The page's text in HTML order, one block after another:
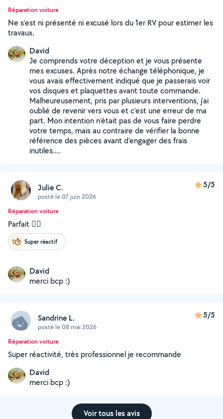
Réparation voiture
Ne s'est ni présenté ni excusé lors du 1er RV pour estimer les
travaux.
David
Je comprends votre déception et je vous présente
mes excuses. Après notre échange téléphonique, je
vous avais effectivement indiqué que je passerais voir
vos disques et plaquettes avant toute commande.
Malheureusement, pris par plusieurs interventions, j'ai
oublié de revenir vers vous et c'est une erreur de ma
part. Mon intention n'était pas de vous faire perdre
votre temps, mais au contraire de vérifier la bonne
référence des pièces avant d'engager des frais
inutiles....
Julie C.
posté le 07 juin 2026
5/5
Réparation voiture
Parfait 👍🏻
Super réactif
David
merci bcp :)
Sandrine L.
posté le 08 mai 2026
5/5
Réparation voiture
Super réactivité, très professionnel je recommande
David
merci bcp :)
Voir tous les avis